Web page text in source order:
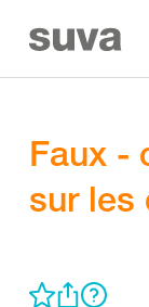
Faux -
sur les